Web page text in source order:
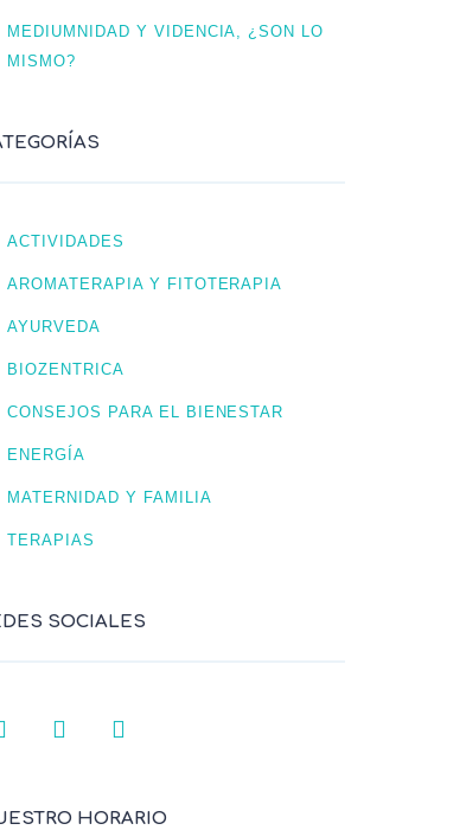
MEDIUMNIDAD Y VIDENCIA, ¿SON LO
MISMO?
ACTIVIDADES
AROMATERAPIA Y FITOTERAPIA
AYURVEDA
BIOZENTRICA
CONSEJOS PARA EL BIENESTAR
ENERGÍA
MATERNIDAD Y FAMILIA
TERAPIAS
SOCIALES
HORARIO